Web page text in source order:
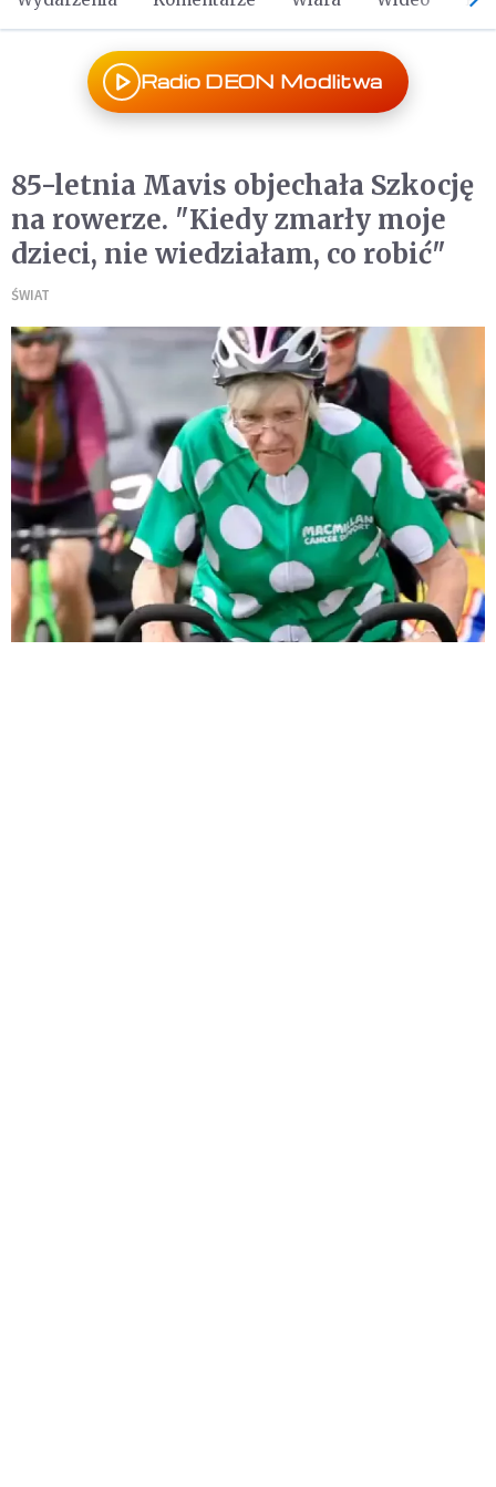
Radio DEON Modlitwa
85-letnia Mavis objechała Szkocję
na rowerze. "Kiedy zmarły moje
dzieci, nie wiedziałam, co robić"
ŚWIAT